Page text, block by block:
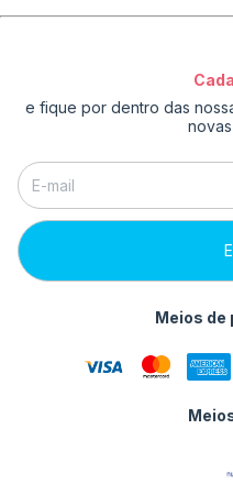
e fique por dentro das
Meios de